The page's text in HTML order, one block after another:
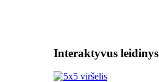
Interaktyvus leidinys